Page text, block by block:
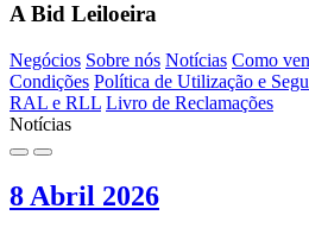
A Bid Leiloeira
Negócios Sobre nós Notícias Como
Condições Política de Utilização e
RAL e RLL Livro de Reclamações
Notícias
8 Abril 2026